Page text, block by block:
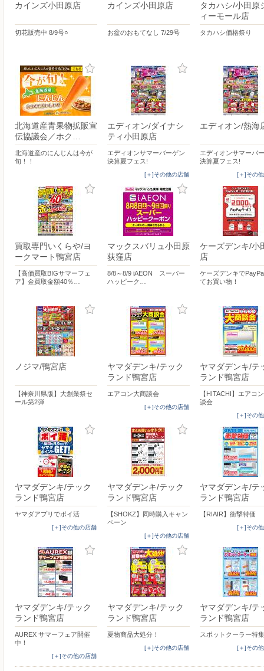
カインズ小田原店
切花販売中 8/9号○
カインズ小田原店
お盆のおもてなし 7/29号
タカハシ/小田原
ィーモール店
タカハシ価格祭り
北海道産青果物拡販宣
伝協議会／ホク…
北海道産のにんじんは今が
旬！！
エディオン/ダイナシ
ティ小田原店
エディオンサマーバーゲン
決算夏フェス!
[＋]その他の店舗
エディオン/熱海
エディオンサマーバ
決算夏フェス!
[＋]その
買取専門いくらや/ヨ
ークマート鴨宮店
【高価買取BIGサマーフェ
ア】金買取金額40％…
マックスバリュ小田原
荻窪店
8/8～8/9 iAEON スーパー
ハッピーク…
ケーズデンキ/小
店
ケーズデンキで
てお買い物！
ノジマ/鴨宮店
【神奈川県版】大創業祭セ
ール第2弾
ヤマダデンキ/テック
ランド鴨宮店
エアコン大商談会
[＋]その他の店舗
ヤマダデンキ/テ
ランド鴨宮店
【HITACHI】エアコ
談会
[＋]その
ヤマダデンキ/テック
ランド鴨宮店
ヤマダアプリでポイ活
[＋]その他の店舗
ヤマダデンキ/テック
ランド鴨宮店
【SHOKZ】同時購入キャン
ペーン
[＋]その他の店舗
ヤマダデンキ/テ
ランド鴨宮店
【RIAIR】衝撃特価
[＋]その
ヤマダデンキ/テック
ランド鴨宮店
AUREX サマーフェア開催
中！
[＋]その他の店舗
ヤマダデンキ/テック
ランド鴨宮店
夏物商品大処分！
[＋]その他の店舗
ヤマダデンキ/テ
ランド鴨宮店
スポットクーラー特集
[＋]その